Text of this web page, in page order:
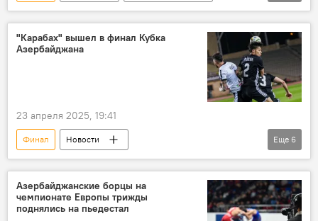
Футбол
премьер-лига
ФК "Карабах"
Чемпион
Серебряная медаль
"Карабах" вышел в финал Кубка
Азербайджана
23 апреля 2025, 19:41
Финал
Новости
Кубок Азербайджана по футболу
ФК "Карабах"
премьер-лига Азербайджана по футболу
Еще 6
Азербайджанские борцы на
чемпионате Европы трижды
поднялись на пьедестал